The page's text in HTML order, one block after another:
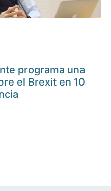
programa una
el Brexit en 10